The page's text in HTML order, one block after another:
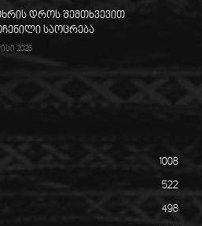
დროს შემთხვევით
საოცრება
2026
1008
522
498